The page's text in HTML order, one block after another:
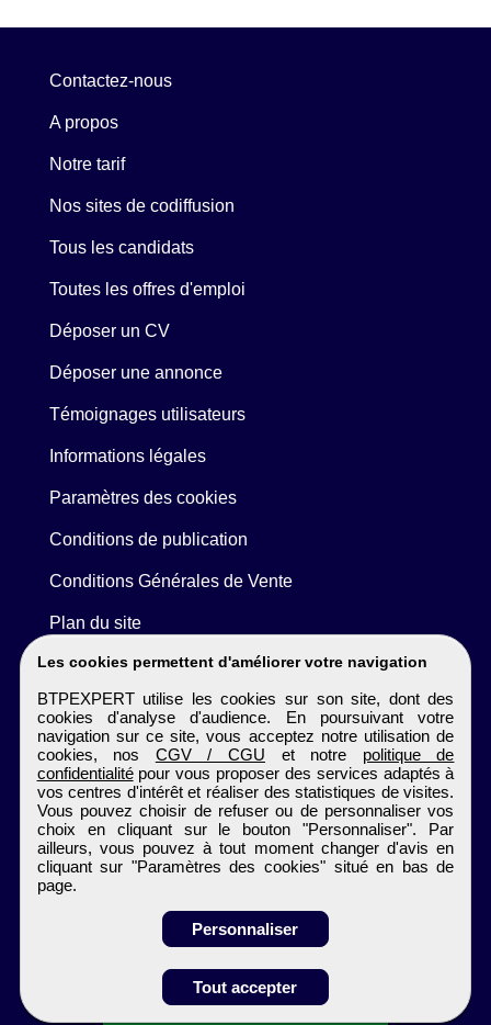
Postulez à l'annonce
Les cookies permettent d'améliorer votre navigation
BTPEXPERT utilise les cookies sur son site, dont des
cookies d'analyse d'audience. En poursuivant votre
navigation sur ce site, vous acceptez notre utilisation de
cookies, nos CGV / CGU et notre politique de
confidentialitépour vous proposer des services adaptés à
vos centres d'intérêt et réaliser des statistiques de visites.
Vous pouvez choisir de refuser ou de personnaliser vos
choix en cliquant sur le bouton "Personnaliser". Par
ailleurs, vous pouvez à tout moment changer d'avis en
cliquant sur "Paramètres des cookies" situé en bas de
page.
Personnaliser
Tout accepter
Contactez-nous
A propos
Notre tarif
Nos sites de codiffusion
Tous les candidats
Toutes les offres d'emploi
Déposer un CV
Déposer une annonce
Témoignages utilisateurs
Informations légales
Paramètres des cookies
Conditions de publication
Conditions Générales de Vente
Plan du site
BTPEXPERT